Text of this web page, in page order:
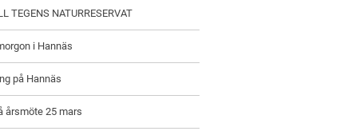
TEGENS NATURRESERVAT
i Hannäs
på Hannäs
årsmöte 25 mars